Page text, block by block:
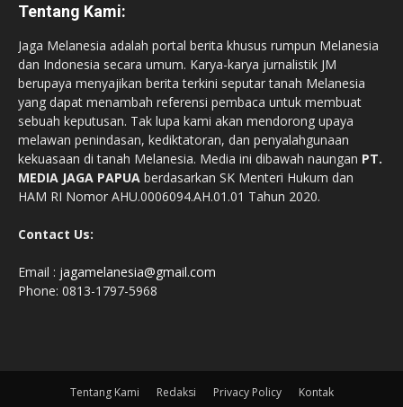
Tentang Kami:
Jaga Melanesia adalah portal berita khusus rumpun Melanesia
dan Indonesia secara umum. Karya-karya jurnalistik JM
berupaya menyajikan berita terkini seputar tanah Melanesia
yang dapat menambah referensi pembaca untuk membuat
sebuah keputusan. Tak lupa kami akan mendorong upaya
melawan penindasan, kediktatoran, dan penyalahgunaan
kekuasaan di tanah Melanesia. Media ini dibawah naungan PT.
MEDIA JAGA PAPUA berdasarkan SK Menteri Hukum dan
HAM RI Nomor AHU.0006094.AH.01.01 Tahun 2020.
Contact Us:
Email : jagamelanesia@gmail.com
Phone: 0813-1797-5968
Tentang Kami Redaksi Privacy Policy Kontak